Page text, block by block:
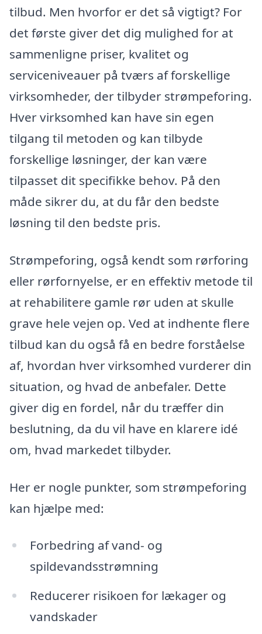
tilbud. Men hvorfor er det så vigtigt? For
det første giver det dig mulighed for at
sammenligne priser, kvalitet og
serviceniveauer på tværs af forskellige
virksomheder, der tilbyder strømpeforing.
Hver virksomhed kan have sin egen
tilgang til metoden og kan tilbyde
forskellige løsninger, der kan være
tilpasset dit specifikke behov. På den
måde sikrer du, at du får den bedste
løsning til den bedste pris.
Strømpeforing, også kendt som rørforing
eller rørfornyelse, er en effektiv metode til
at rehabilitere gamle rør uden at skulle
grave hele vejen op. Ved at indhente flere
tilbud kan du også få en bedre forståelse
af, hvordan hver virksomhed vurderer din
situation, og hvad de anbefaler. Dette
giver dig en fordel, når du træffer din
beslutning, da du vil have en klarere idé
om, hvad markedet tilbyder.
Her er nogle punkter, som strømpeforing
kan hjælpe med:
Forbedring af vand- og
spildevandsstrømning
Reducerer risikoen for lækager og
vandskader